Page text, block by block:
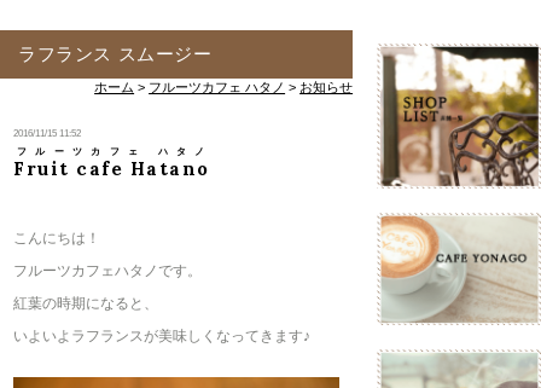
ラフランス スムージー
ホーム > フルーツカフェ ハタノ > お知らせ
2016/11/15 11:52
Fruit cafe Hatano
フルーツカフェ ハタノ
こんにちは！
フルーツカフェハタノです。
紅葉の時期になると、
いよいよラフランスが美味しくなってきます♪